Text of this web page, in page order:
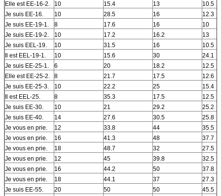
Elle est EE-16-2.
10 15.4 13
10.5
Je suis EE-16.
10 28.5 16
12.3
Je suis EE-19-1.
8 17.6 16
10
Je suis EE-19-2.
10 17.2 16.2
13
Je suis EEL-19.
10 31.5 16
10.5
Il est EEL-19-1.
10 15.6 30
24.1
Je suis EE-25-1.
6 20 18.2
12.5
Elle est EE-25-2.
8 21.7 17.5
12.6
Je suis EE-25-3.
10 22.2 25
15.4
Il est EEL-25.
8 35.3 17.5
12.5
Je suis EE-30.
10 21 29.2
25.2
Je suis EE-40.
14 27.6 30.5
25.8
Je vous en prie.
12 33.8 44
35.5
Je vous en prie.
16 41.3 48
37.7
Je vous en prie.
18 48.7 32
27.5
Je vous en prie.
12 45 39.8
32.5
Je vous en prie.
16 44.2 50
37.8
Je vous en prie.
18 44.1 37
27.3
Je suis EE-55.
20 50 50
45.5